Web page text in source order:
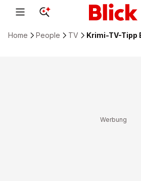
Home People TV Krimi-TV-Tipp